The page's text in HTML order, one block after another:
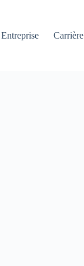
Entreprise Carrière